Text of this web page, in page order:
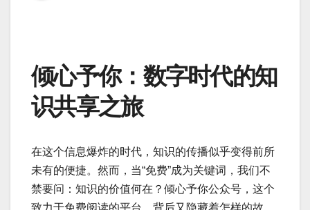
倾心予你：数字时代的知
识共享之旅
在这个信息爆炸的时代，知识的传播似乎变得前所
未有的便捷。然而，当“免费”成为关键词，我们不
禁要问：知识的价值何在？倾心予你公众号，这个